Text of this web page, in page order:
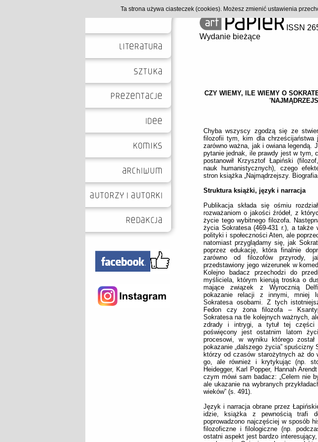
ISSN
Wydanie bieżące
CZY WIEMY, ILE WIEMY O
Chyba wszyscy zgodzą się ze
filozofii tym, kim dla chrześcijaństwa
zarówno ważna, jak i owiana legendą.
pytanie jednak, ile prawdy jest w tym,
postanowił Krzysztof Łapiński
nauk humanistycznych), czego
stron książka „Najmądrzejszy.
Struktura książki, język i narracja
Publikacja składa się ośmiu
rozważaniom o jakości źródeł, z
życie tego wybitnego filozofa.
życia Sokratesa (469-431 r.), a także
polityki i społeczności Aten, ale
natomiast przyglądamy się, jak
poprzez edukację, która finalnie
zarówno od filozofów przyrody,
przedstawiony jego wizerunek w
Kolejno badacz przechodzi do
myśliciela, którym kierują troska o
mające związek z Wyrocznią
pokazanie relacji z innymi, mniej
Sokratesa osobami. Z tych
Fedon czy żona filozofa –
Sokratesa na tle kolejnych ważnych,
zdrady i intrygi, a tytuł tej części
poświęcony jest ostatnim latom
procesowi, w wyniku którego
pokazanie „dalszego życia”
którzy od czasów starożytnych aż do
go, ale również i krytykując (np.
Heidegger, Karl Popper, Hannah
czym mówi sam badacz: „Celem nie
ale ukazanie na wybranych
wieków” (s. 491).
Język i narracja obrane przez
idzie, książka z pewnością trafi
poprowadzono najczęściej w sposób
filozoficzne i filologiczne (np.
ostatni aspekt jest bardzo
Ta strona używa ciasteczek (cookies). Możesz zmienić ustawienia